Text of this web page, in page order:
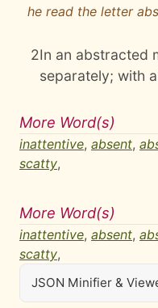
he read the letter
2In an abstracted
separately; with
More Word(s)
inattentive, absent,
scatty,
More Word(s)
inattentive, absent,
scatty,
JSON Minifier &